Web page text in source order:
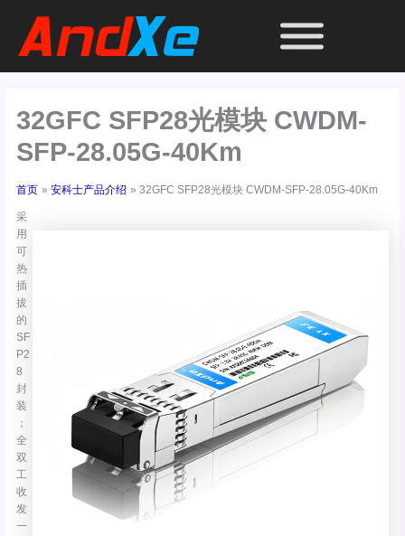
32GFC SFP28光模块 CWDM-
SFP-28.05G-40Km
首页 安科士产品介绍 32GFC SFP28光模块 CWDM-SFP-28.05G-40Km
采
用
可
热
插
拔
的
SF
P2
8
封
装
；
全
双
工
收
发
一